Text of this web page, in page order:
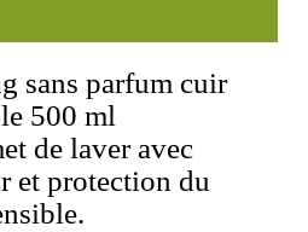
sans parfum cuir
500 ml
de laver avec
et protection du